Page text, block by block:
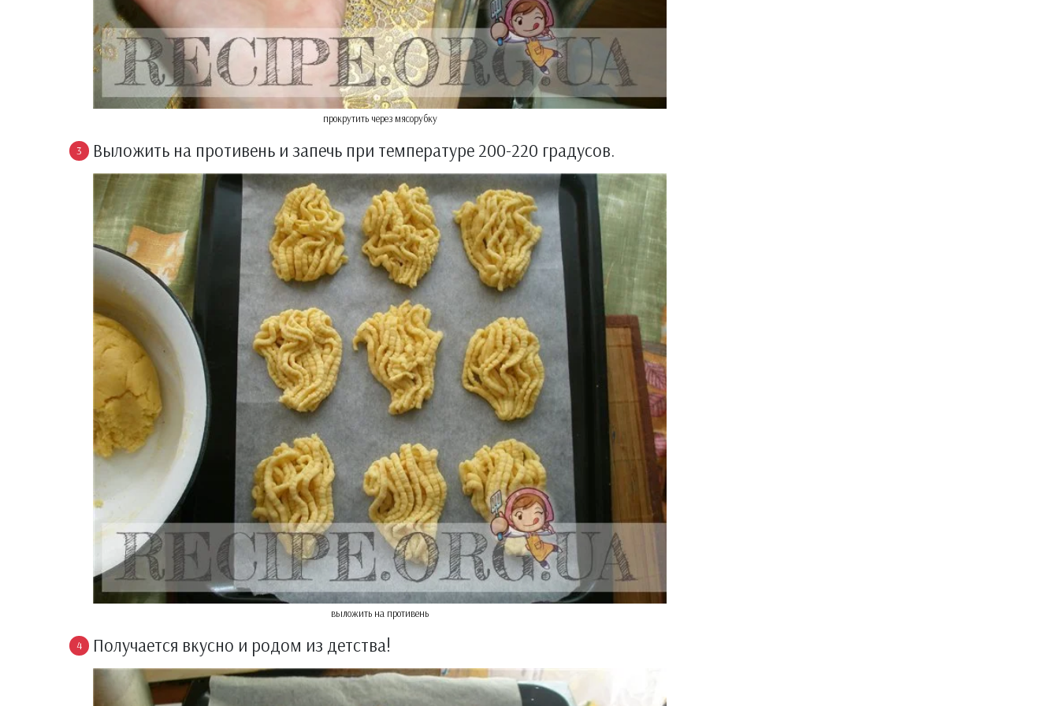
прокрутить через мясорубку
Выложить на противень и запечь при температуре 200-220 градусов.
выложить на противень
Получается вкусно и родом из детства!